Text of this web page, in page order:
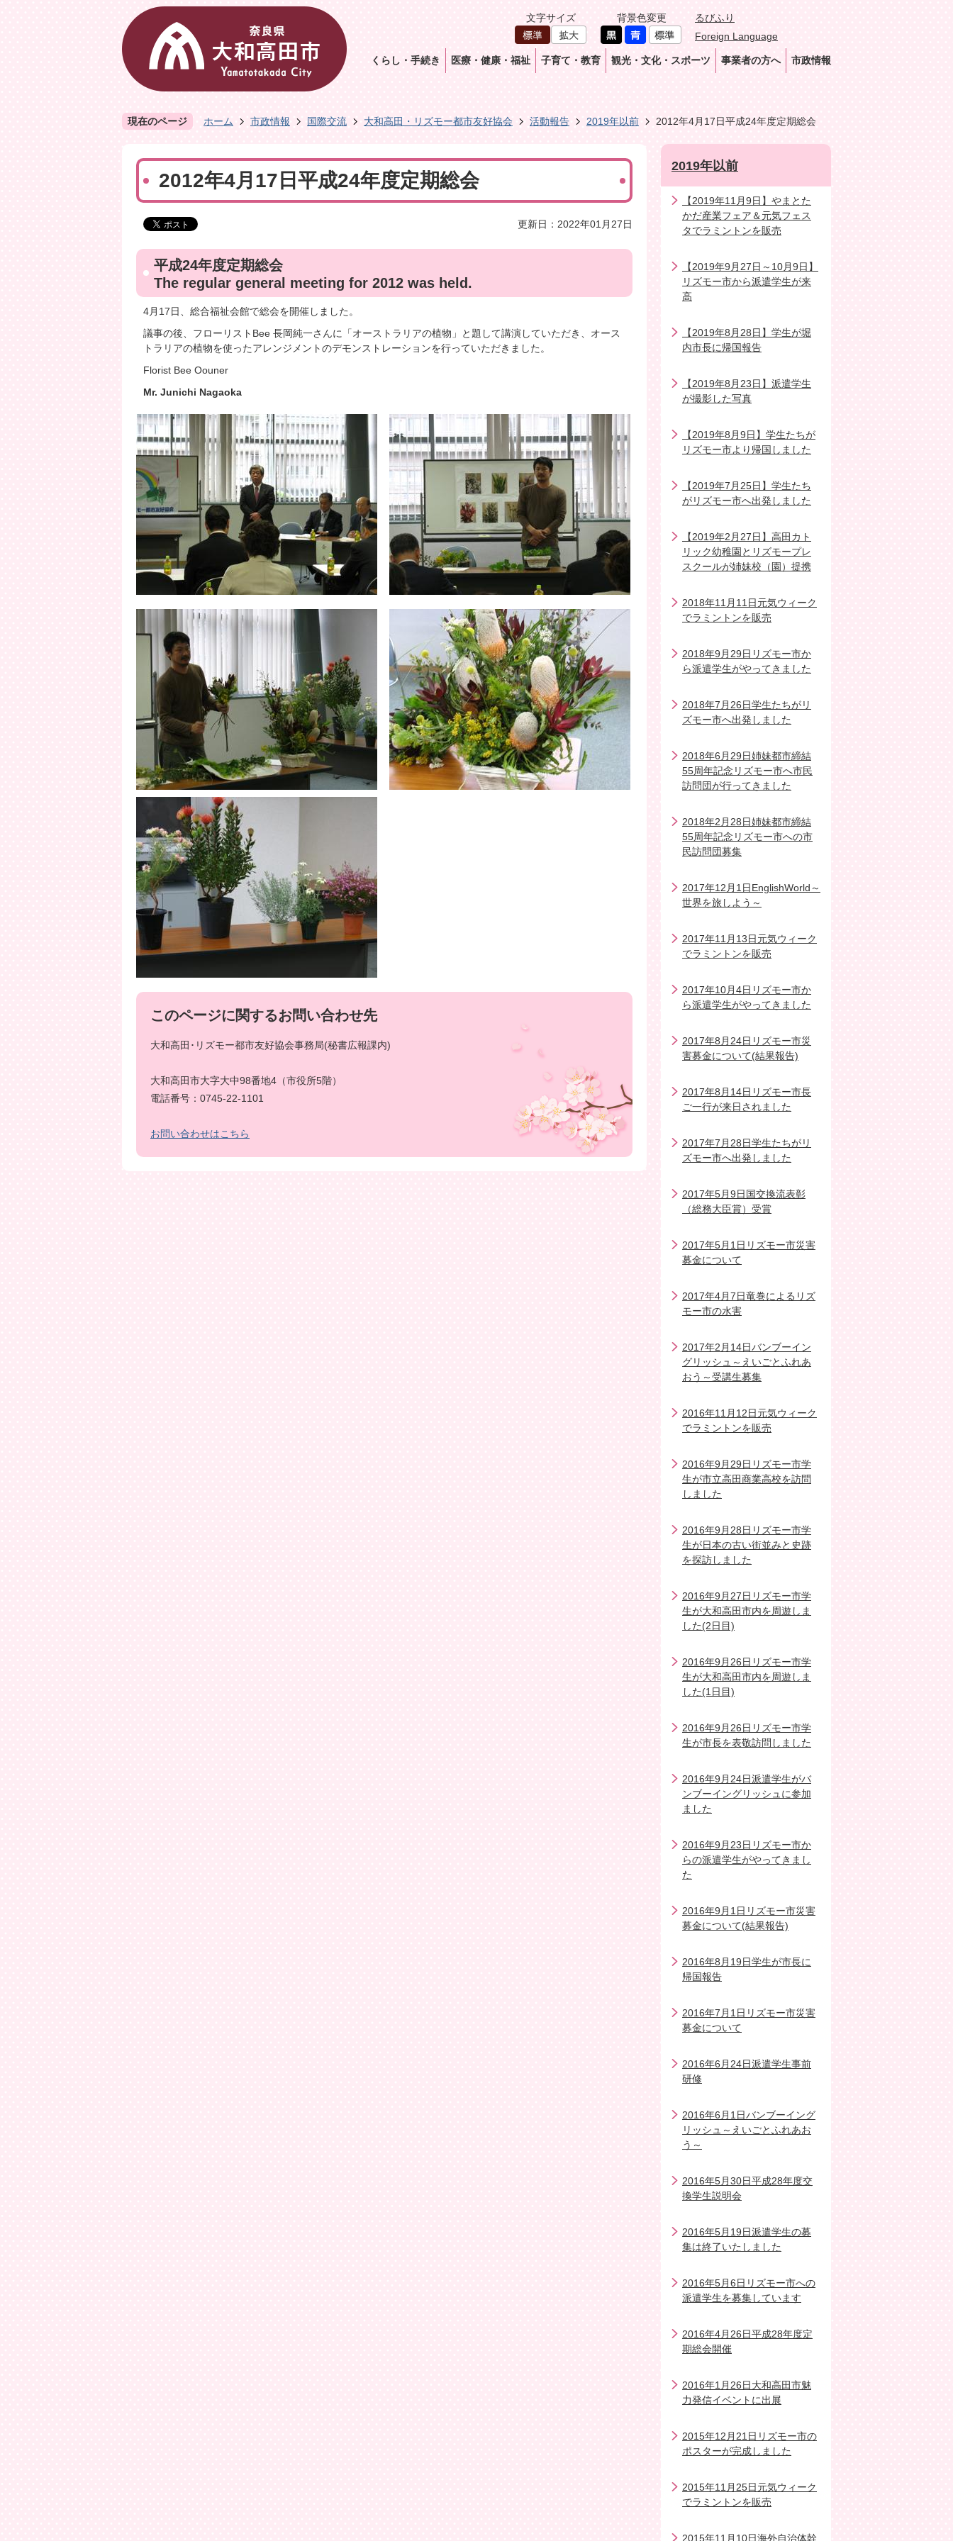
文字サイズ 背景色変更
るびふり
Foreign Language
くらし・手続き 医療・健康・福祉 子育て・教育 観光・文化・スポーツ 事業者の方へ 市政情報
現在のページ ホーム 市政情報 国際交流 大和高田・リズモー都市友好協会 活動報告 2019年以前 2012年4月17日平成24年度定期総会
2012年4月17日平成24年度定期総会
更新日：2022年01月27日
平成24年度定期総会
The regular general meeting for 2012 was held.
4月17日、総合福祉会館で総会を開催しました。
議事の後、フローリストBee 長岡純一さんに「オーストラリアの植物」と題して講演していただき、オース
トラリアの植物を使ったアレンジメントのデモンストレーションを行っていただきました。
Florist Bee Oouner
Mr. Junichi Nagaoka
このページに関するお問い合わせ先
大和高田･リズモー都市友好協会事務局(秘書広報課内)
大和高田市大字大中98番地4（市役所5階）
電話番号：0745-22-1101
お問い合わせはこちら
2019年以前
【2019年11月9日】やまとた
かだ産業フェア＆元気フェス
タでラミントンを販売
【2019年9月27日～10月9日】
リズモー市から派遣学生が来
高
【2019年8月28日】学生が堀
内市長に帰国報告
【2019年8月23日】派遣学生
が撮影した写真
【2019年8月9日】学生たちが
リズモー市より帰国しました
【2019年7月25日】学生たち
がリズモー市へ出発しました
【2019年2月27日】高田カト
リック幼稚園とリズモープレ
スクールが姉妹校（園）提携
2018年11月11日元気ウィーク
でラミントンを販売
2018年9月29日リズモー市か
ら派遣学生がやってきました
2018年7月26日学生たちがリ
ズモー市へ出発しました
2018年6月29日姉妹都市締結
55周年記念リズモー市へ市民
訪問団が行ってきました
2018年2月28日姉妹都市締結
55周年記念リズモー市への市
民訪問団募集
2017年12月1日EnglishWorld～
世界を旅しよう～
2017年11月13日元気ウィーク
でラミントンを販売
2017年10月4日リズモー市か
ら派遣学生がやってきました
2017年8月24日リズモー市災
害募金について(結果報告)
2017年8月14日リズモー市長
ご一行が来日されました
2017年7月28日学生たちがリ
ズモー市へ出発しました
2017年5月9日国交換流表彰
（総務大臣賞）受賞
2017年5月1日リズモー市災害
募金について
2017年4月7日竜巻によるリズ
モー市の水害
2017年2月14日バンブーイン
グリッシュ～えいごとふれあ
おう～受講生募集
2016年11月12日元気ウィーク
でラミントンを販売
2016年9月29日リズモー市学
生が市立高田商業高校を訪問
しました
2016年9月28日リズモー市学
生が日本の古い街並みと史跡
を探訪しました
2016年9月27日リズモー市学
生が大和高田市内を周遊しま
した(2日目)
2016年9月26日リズモー市学
生が大和高田市内を周遊しま
した(1日目)
2016年9月26日リズモー市学
生が市長を表敬訪問しました
2016年9月24日派遣学生がバ
ンブーイングリッシュに参加
ました
2016年9月23日リズモー市か
らの派遣学生がやってきまし
た
2016年9月1日リズモー市災害
募金について(結果報告)
2016年8月19日学生が市長に
帰国報告
2016年7月1日リズモー市災害
募金について
2016年6月24日派遣学生事前
研修
2016年6月1日バンブーイング
リッシュ～えいごとふれあお
う～
2016年5月30日平成28年度交
換学生説明会
2016年5月19日派遣学生の募
集は終了いたしました
2016年5月6日リズモー市への
派遣学生を募集しています
2016年4月26日平成28年度定
期総会開催
2016年1月26日大和高田市魅
力発信イベントに出展
2015年12月21日リズモー市の
ポスターが完成しました
2015年11月25日元気ウィーク
でラミントンを販売
2015年11月10日海外自治体幹